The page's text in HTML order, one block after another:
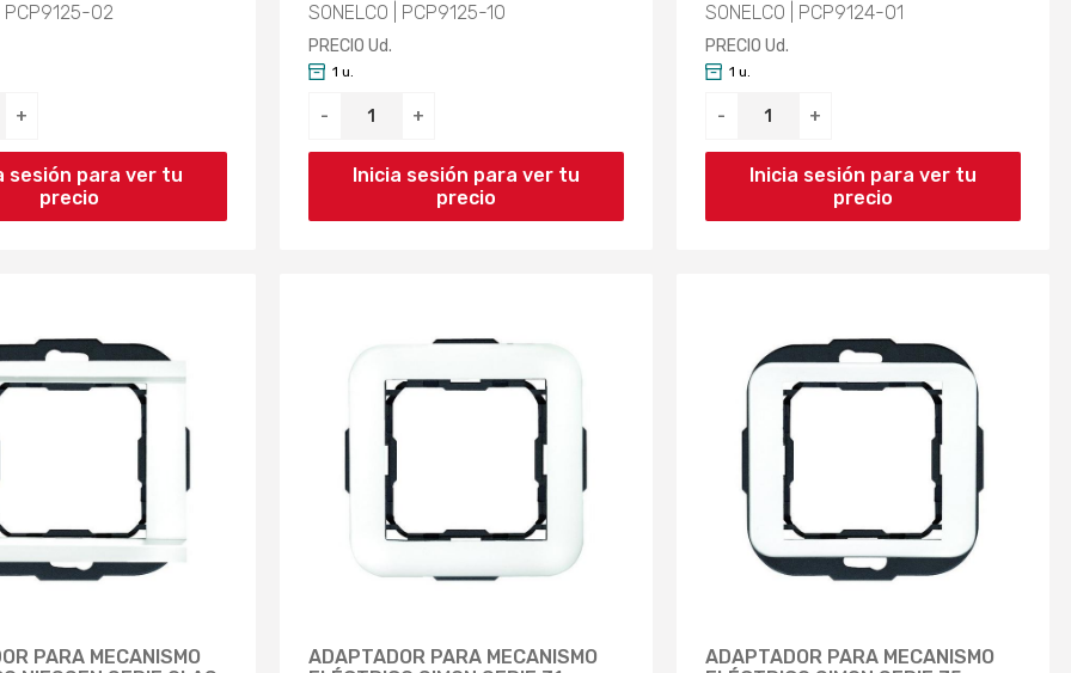
PCP9125-02
+
sesión para ver tu
precio
SONELCO | PCP9125-10
PRECIO Ud.
- +
1 u.
Inicia sesión para ver tu
precio
SONELCO | PCP9124-01
PRECIO Ud.
- +
1 u.
Inicia sesión para ver tu
precio
PARA MECANISMO
ADAPTADOR PARA MECANISMO
ADAPTADOR PARA MECANISMO